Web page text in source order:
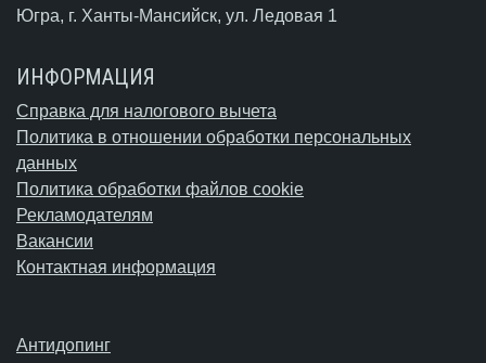
Югра, г. Ханты-Мансийск, ул. Ледовая 1
ИНФОРМАЦИЯ
Справка для налогового вычета
Политика в отношении обработки персональных
данных
Политика обработки файлов cookie
Рекламодателям
Вакансии
Контактная информация
Антидопинг